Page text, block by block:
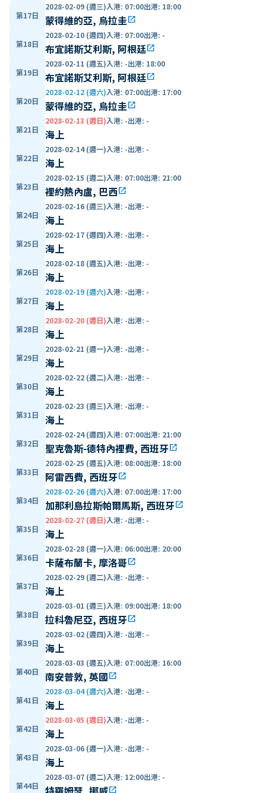
第17日
2028-02-09 (週三)入港: 07:00出港: 18:00
蒙得維的亞, 烏拉圭open_in_new
第18日
2028-02-10 (週四)入港: 07:00出港: -
布宜諾斯艾利斯, 阿根廷open_in_new
第19日
2028-02-11 (週五)入港: -出港: 18:00
布宜諾斯艾利斯, 阿根廷open_in_new
第20日
2028-02-12 (週六)入港: 07:00出港: 17:00
蒙得維的亞, 烏拉圭open_in_new
第21日
2028-02-13 (週日)入港: -出港: -
海上
第22日
2028-02-14 (週一)入港: -出港: -
海上
第23日
2028-02-15 (週二)入港: 07:00出港: 21:00
裡約熱內盧, 巴西open_in_new
第24日
2028-02-16 (週三)入港: -出港: -
海上
第25日
2028-02-17 (週四)入港: -出港: -
海上
第26日
2028-02-18 (週五)入港: -出港: -
海上
第27日
2028-02-19 (週六)入港: -出港: -
海上
第28日
2028-02-20 (週日)入港: -出港: -
海上
第29日
2028-02-21 (週一)入港: -出港: -
海上
第30日
2028-02-22 (週二)入港: -出港: -
海上
第31日
2028-02-23 (週三)入港: -出港: -
海上
第32日
2028-02-24 (週四)入港: 07:00出港: 21:00
聖克魯斯-德特內裡費, 西班牙open_in_new
第33日
2028-02-25 (週五)入港: 08:00出港: 18:00
阿雷西費, 西班牙open_in_new
第34日
2028-02-26 (週六)入港: 07:00出港: 17:00
加那利島拉斯帕爾馬斯, 西班牙open_in_new
第35日
2028-02-27 (週日)入港: -出港: -
海上
第36日
2028-02-28 (週一)入港: 06:00出港: 20:00
卡薩布蘭卡, 摩洛哥open_in_new
第37日
2028-02-29 (週二)入港: -出港: -
海上
第38日
2028-03-01 (週三)入港: 09:00出港: 18:00
拉科魯尼亞, 西班牙open_in_new
第39日
2028-03-02 (週四)入港: -出港: -
海上
第40日
2028-03-03 (週五)入港: 07:00出港: 16:00
南安普敦, 英國open_in_new
第41日
2028-03-04 (週六)入港: -出港: -
海上
第42日
2028-03-05 (週日)入港: -出港: -
海上
第43日
2028-03-06 (週一)入港: -出港: -
海上
第44日
2028-03-07 (週二)入港: 12:00出港: -
open_in_new